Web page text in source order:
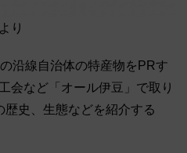
り
沿線自治体の特産物をPRす
会など「オール伊豆」で取り
史、生態などを紹介する